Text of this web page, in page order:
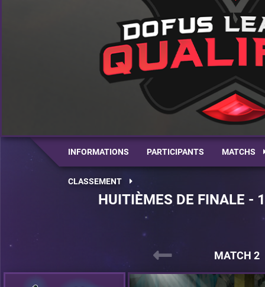
INFORMATIONS PARTICIPANTS MATCHS
CLASSEMENT
HUITIÈMES DE FINALE
MATCH 2